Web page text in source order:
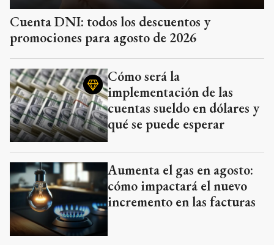
Cuenta DNI: todos los descuentos y
promociones para agosto de 2026
Cómo será la
implementación de las
cuentas sueldo en dólares y
qué se puede esperar
Aumenta el gas en agosto:
cómo impactará el nuevo
incremento en las facturas